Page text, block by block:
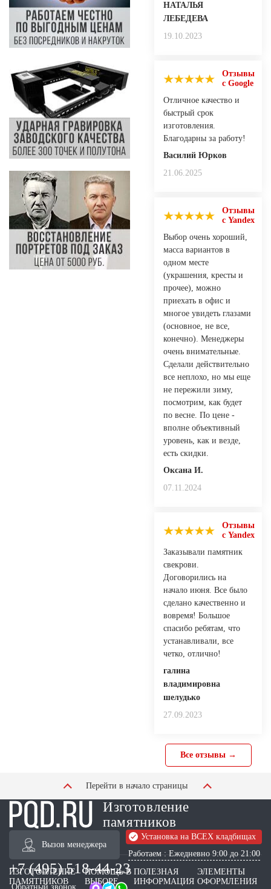
НАТАЛЬЯ
ЛЕБЕДЕВА
19.10.2023
Отзывы
с Google
Отличное качество и
быстрый срок
изготовления.
Благодарны за работу!
Василий Юрков
21.06.2025
Отзывы
с Yandex
Выбор очень хороший,
масса вариантов в
одном месте
(украшения, кресты и
прочее), можно
приехать в офис и
многое увидеть глазами
(основное, не все,
конечно). Менеджеры
очень внимательные.
Сделали действительно
все неплохо, но мы еще
не пережили зиму,
посмотрим, как будет
по весне. По цене -
вполне объективный
уровень, как и везде,
есть скидки.
Оксана И.
07.11.2024
Отзывы
с Yandex
Заказывали памятник
свекрови.
Договорились на
начало июня. Все было
сделано качественно и
вовремя! Большое
спасибо ребятам, что
устанавливали, все
четко, отлично!
галина
владимировна
шелудько
27.09.2023
Все отзывы →
Перейти в начало страницы
Изготовление
памятников
Вызов менеджера
Установка на ВСЕХ кладбищах
Работаем : Ежедневно 9:00 до 21:00
+7 (495) 518-44-23
Обратный звонок
ИЗГОТОВЛЕНИЕ
ПАМЯТНИКОВ
ПОМОЩЬ В
ВЫБОРЕ
ПОЛЕЗНАЯ
ИНФОРМАЦИЯ
ЭЛЕМЕНТЫ
ОФОРМЛЕНИЯ